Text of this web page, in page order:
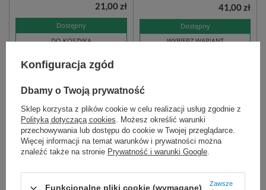
Dostępny
DO KOSZYKA
21,00 zł
Dostępny
WYBIERZ WARIANT
41,00 zł
Nożyczki opatrunkowe
ESMARCH
Nożyczki NELSON
METZENBAUM - proste
Konfiguracja zgód
Dbamy o Twoją prywatność
Sklep korzysta z plików cookie w celu realizacji usług zgodnie z
Polityką dotyczącą cookies. Możesz określić warunki
przechowywania lub dostępu do cookie w Twojej przeglądarce.
Więcej informacji na temat warunków i prywatności można
znaleźć także na stronie Prywatność i warunki Google.
Funkcjonalne pliki cookie (wymagane)
Zawsze